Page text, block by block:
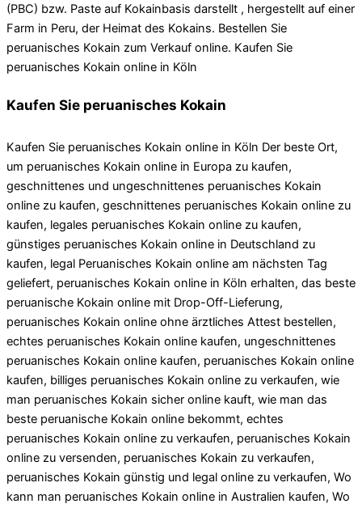
(PBC) bzw. Paste auf Kokainbasis darstellt , hergestellt auf einer
Farm in Peru, der Heimat des Kokains. Bestellen Sie
peruanisches Kokain zum Verkauf online. Kaufen Sie
peruanisches Kokain online in Köln
Kaufen Sie peruanisches Kokain
Kaufen Sie peruanisches Kokain online in Köln Der beste Ort,
um peruanisches Kokain online in Europa zu kaufen,
geschnittenes und ungeschnittenes peruanisches Kokain
online zu kaufen, geschnittenes peruanisches Kokain online zu
kaufen, legales peruanisches Kokain online zu kaufen,
günstiges peruanisches Kokain online in Deutschland zu
kaufen, legal Peruanisches Kokain online am nächsten Tag
geliefert, peruanisches Kokain online in Köln erhalten, das beste
peruanische Kokain online mit Drop-Off-Lieferung,
peruanisches Kokain online ohne ärztliches Attest bestellen,
echtes peruanisches Kokain online kaufen, ungeschnittenes
peruanisches Kokain online kaufen, peruanisches Kokain online
kaufen, billiges peruanisches Kokain online zu verkaufen, wie
man peruanisches Kokain sicher online kauft, wie man das
beste peruanische Kokain online bekommt, echtes
peruanisches Kokain online zu verkaufen, peruanisches Kokain
online zu versenden, peruanisches Kokain zu verkaufen,
peruanisches Kokain günstig und legal online zu verkaufen, Wo
kann man peruanisches Kokain online in Australien kaufen, Wo